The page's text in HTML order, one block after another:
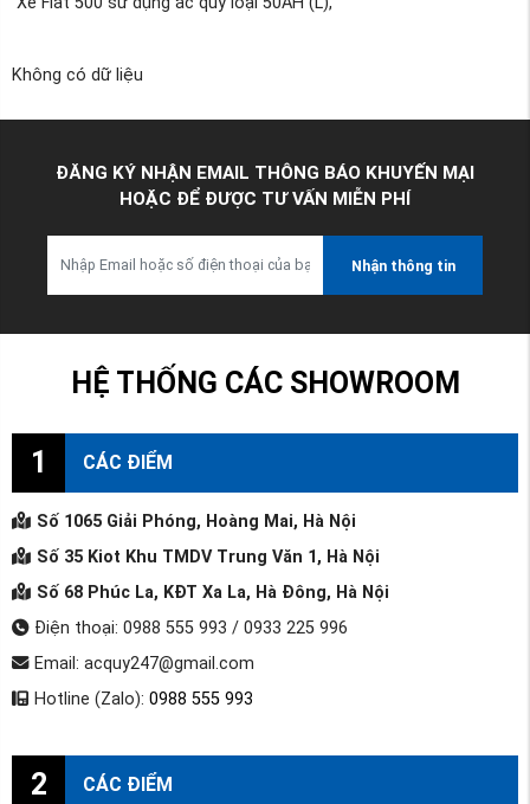
Không có dữ liệu
ĐĂNG KÝ NHẬN EMAIL THÔNG BÁO KHUYẾN MẠI
HOẶC ĐỂ ĐƯỢC TƯ VẤN MIỄN PHÍ
Nhận thông tin
HỆ THỐNG CÁC SHOWROOM
1 CÁC ĐIỂM
Số 1065 Giải Phóng, Hoàng Mai, Hà Nội
Số 35 Kiot Khu TMDV Trung Văn 1, Hà Nội
Số 68 Phúc La, KĐT Xa La, Hà Đông, Hà Nội
Điện thoại: 0988 555 993 / 0933 225 996
Email: acquy247@gmail.com
Hotline (Zalo): 0988 555 993
2 CÁC ĐIỂM